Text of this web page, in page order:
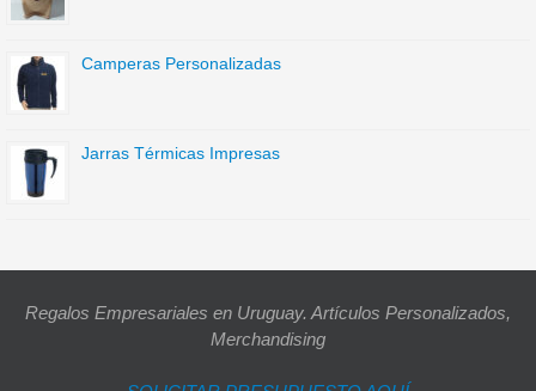
Camperas Personalizadas
Jarras Térmicas Impresas
Regalos Empresariales en Uruguay. Artículos Personalizados,
Merchandising